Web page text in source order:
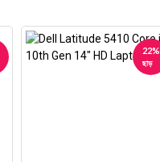
22%
ছাড়